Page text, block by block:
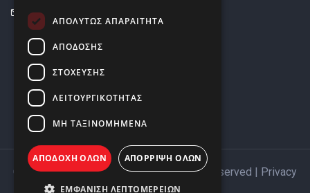
info@elnia.com
Copyright © 2026 ELNIA Ltd. All Rights Reserved | Privacy
Policy
ΑΠΟΛΎΤΩΣ ΑΠΑΡΑΊΤΗΤΑ
ΑΠΌΔΟΣΗΣ
ΣΤΌΧΕΥΣΗΣ
ΛΕΙΤΟΥΡΓΙΚΌΤΗΤΑΣ
ΜΗ ΤΑΞΙΝΟΜΗΜΈΝΑ
ΑΠΟΔΟΧΉ ΌΛΩΝ ΑΠΌΡΡΙΨΗ ΌΛΩΝ
ΕΜΦΆΝΙΣΗ ΛΕΠΤΟΜΕΡΕΙΏΝ